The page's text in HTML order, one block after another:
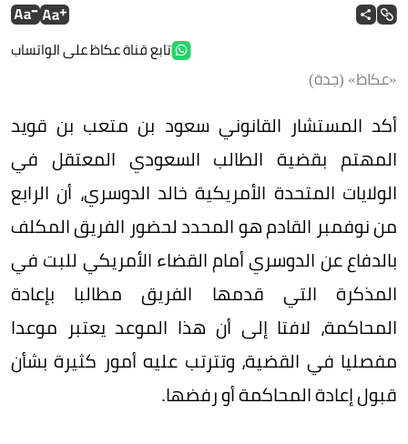
تابع قناة عكاظ على الواتساب
«عكاظ» (جدة)
أكد المستشار القانوني سعود بن متعب بن قويد
المهتم بقضية الطالب السعودي المعتقل في
الولايات المتحدة الأمريكية خالد الدوسري، أن الرابع
من نوفمبر القادم هو المحدد لحضور الفريق المكلف
بالدفاع عن الدوسري أمام القضاء الأمريكي للبت في
المذكرة التي قدمها الفريق مطالبا بإعادة
المحاكمة، لافتا إلى أن هذا الموعد يعتبر موعدا
مفصليا في القضية، وتترتب عليه أمور كثيرة بشأن
قبول إعادة المحاكمة أو رفضها.